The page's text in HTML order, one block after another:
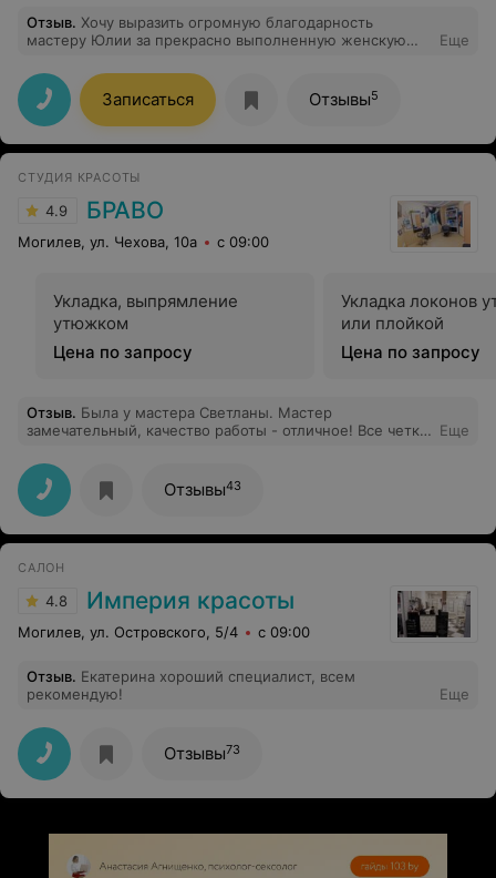
Отзыв. Хочу выразить огромную благодарность
мастеру Юлии за прекрасно выполненную женскую
моим пожеланиям. Как мастер, она настоящий
профессионал, могу с полной уверенностью
рекомендовать ее всем, кто ищет своего мастера!
Еще
Записаться Отзывы5
СТУДИЯ КРАСОТЫ
4.9 БРАВО
Могилев, ул. Чехова, 10а с 09:00
Укладка, выпрямление
утюжком
Цена по запросу
Укладка локонов
или плойкой
Цена по запросу
Отзыв. Была у мастера Светланы. Мастер
замечательный, качество работы - отличное! Все четко
Еще
Отзывы43
САЛОН
4.8 Империя красоты
Могилев, ул. Островского, 5/4 с 09:00
Отзыв. Екатерина хороший специалист, всем
рекомендую!
Еще
Отзывы73